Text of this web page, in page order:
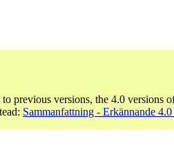
previous versions, the 4.0 versions
Sammanfattning - Erkännande